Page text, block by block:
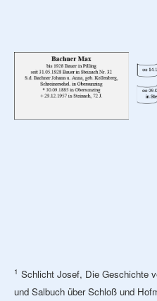
1 Schlicht Josef, Die Geschichte
und Salbuch über Schloß und